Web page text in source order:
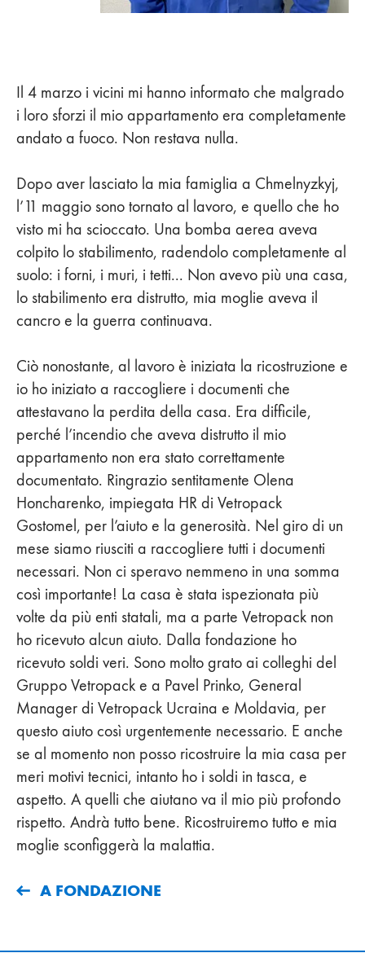
Il 4 marzo i vicini mi hanno informato che malgrado
i loro sforzi il mio appartamento era completamente
andato a fuoco. Non restava nulla.
Dopo aver lasciato la mia famiglia a Chmelnyzkyj,
l’11 maggio sono tornato al lavoro, e quello che ho
visto mi ha scioccato. Una bomba aerea aveva
colpito lo stabilimento, radendolo completamente al
suolo: i forni, i muri, i tetti... Non avevo più una casa,
lo stabilimento era distrutto, mia moglie aveva il
cancro e la guerra continuava.
Ciò nonostante, al lavoro è iniziata la ricostruzione e
io ho iniziato a raccogliere i documenti che
attestavano la perdita della casa. Era difficile,
perché l’incendio che aveva distrutto il mio
appartamento non era stato correttamente
documentato. Ringrazio sentitamente Olena
Honcharenko, impiegata HR di Vetropack
Gostomel, per l’aiuto e la generosità. Nel giro di un
mese siamo riusciti a raccogliere tutti i documenti
necessari. Non ci speravo nemmeno in una somma
così importante! La casa è stata ispezionata più
volte da più enti statali, ma a parte Vetropack non
ho ricevuto alcun aiuto. Dalla fondazione ho
ricevuto soldi veri. Sono molto grato ai colleghi del
Gruppo Vetropack e a Pavel Prinko, General
Manager di Vetropack Ucraina e Moldavia, per
questo aiuto così urgentemente necessario. E anche
se al momento non posso ricostruire la mia casa per
meri motivi tecnici, intanto ho i soldi in tasca, e
aspetto. A quelli che aiutano va il mio più profondo
rispetto. Andrà tutto bene. Ricostruiremo tutto e mia
moglie sconfiggerà la malattia.
A FONDAZIONE